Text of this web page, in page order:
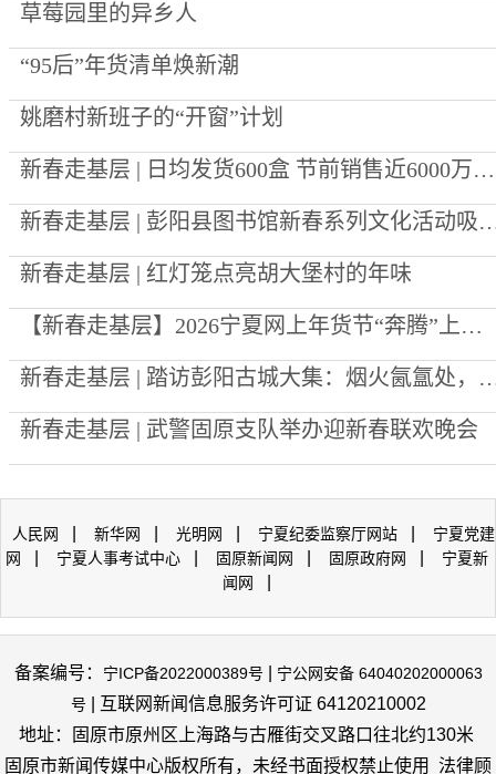
草莓园里的异乡人
“95后”年货清单焕新潮
姚磨村新班子的“开窗”计划
新春走基层 | 日均发货600盒 节前销售近6000万元 泾源黄牛肉“跑”向全国年夜饭餐桌
新春走基层 | 彭阳县图书馆新春系
新春走基层 | 红灯笼点亮胡大堡村的年味
【新春走基层】2026宁夏网上年货节“奔腾”上线 年味“码”上到
新春走基层 | 踏访彭阳古城大集：烟
新春走基层 | 武警固原支队举办迎新春联欢晚会
人民网 新华网 光明网 宁夏纪委监察厅网站
宁夏党建
网
宁夏人事考试中心 固原新闻网 固原政府网
宁夏新
闻网
备案编号： 宁ICP备2022000389号
宁公网安备 64040202000063
号 | 互联网新闻信息服务许可证 64120210002
地址：固原市原州区上海路与古雁街交叉路口往北约130米
固原市新闻传媒中心版权所有，未经书面授权禁止使用 法律顾